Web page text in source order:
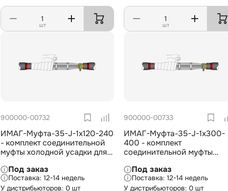
шт шт
900000-00732
ИМАГ-Муфта-35-J-1х120-240
- комплект соединительной
муфты холодной усадки для
изоляцией из СПЭ на 35 кВ,
1х120-240 мм2
Под заказ
12-14 недель
У дистрибьюторов: 0 шт
900000-00733
ИМАГ-Муфта-35-J-1х300-
400 - комплект
соединительной муфты
жильного кабеля с
изоляцией из СПЭ на 35 кВ,
Под заказ
12-14 недель
У дистрибьюторов: 0 шт